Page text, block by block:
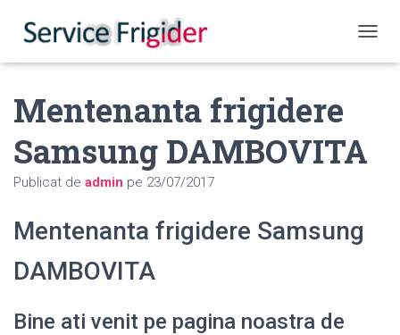
Mentenanta frigidere
Samsung DAMBOVITA
Publicat de admin pe 23/07/2017
Mentenanta frigidere Samsung
DAMBOVITA
Bine ati venit pe pagina noastra de